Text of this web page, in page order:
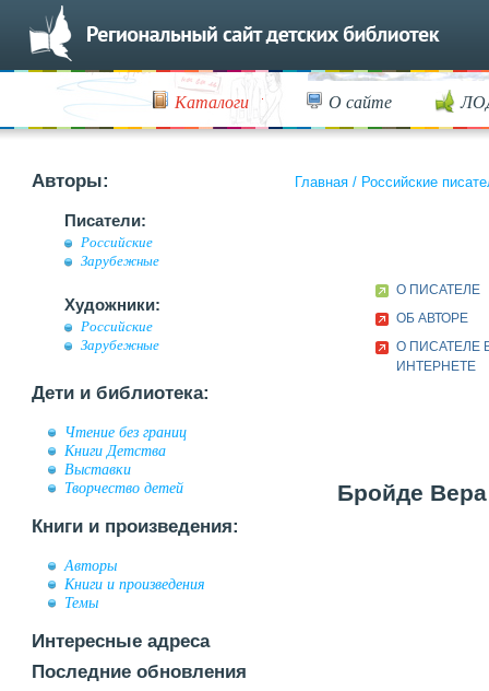
Каталоги О сайте
Авторы:
Писатели:
Российские
Зарубежные
Художники:
Российские
Зарубежные
Дети и библиотека:
Чтение без границ
Книги Детства
Выставки
Творчество детей
Книги и произведения:
Авторы
Книги и произведения
Темы
Интересные адреса
Последние обновления
Главная / Российские
О ПИСАТЕЛЕ
ОБ АВТОРЕ
О ПИСАТЕЛЕ
ИНТЕРНЕТЕ
Бройде